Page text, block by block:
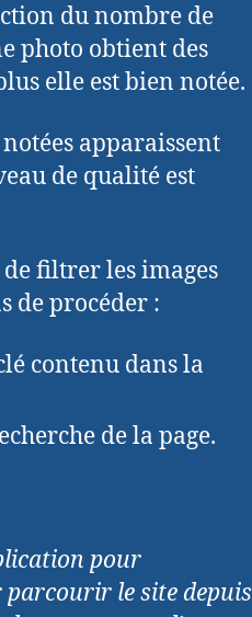
du nombre de
photo obtient des
elle est bien notée.
apparaissent
de qualité est
filtrer les images
de procéder :
contenu dans la
de la page.
pour
le site depuis